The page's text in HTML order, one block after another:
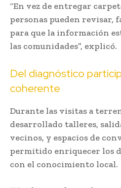
“En vez de entregar
personas pueden revisar,
para que la información
las comunidades”, explicó.
Del diagnóstico
coherente
Durante las visitas a
desarrollado talleres,
vecinos, y espacios de
permitido enriquecer los
con el conocimiento local.